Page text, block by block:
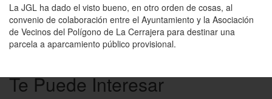
La JGL ha dado el visto bueno, en otro orden de cosas, al
convenio de colaboración entre el Ayuntamiento y la Asociación
de Vecinos del Polígono de La Cerrajera para destinar una
parcela a aparcamiento público provisional.
Te Puede Interesar